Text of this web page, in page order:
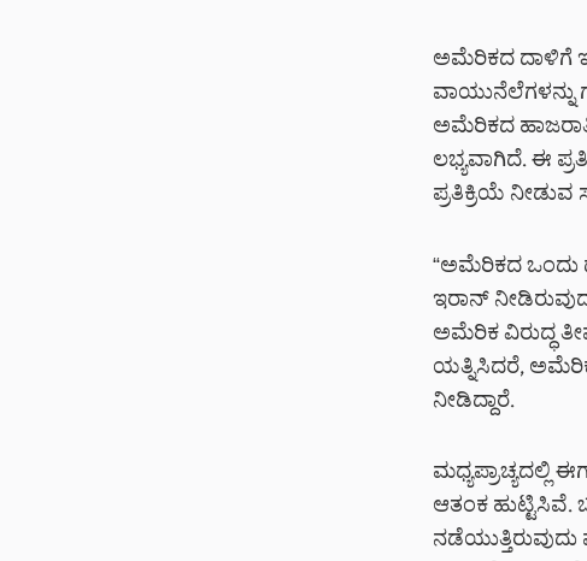
ಅಮೆರಿಕದ ದಾಳಿಗೆ
ವಾಯುನೆಲೆಗಳನ್ನು
ಅಮೆರಿಕದ
ಲಭ್ಯವಾಗಿದೆ. ಈ
ಪ್ರತಿಕ್ರಿಯೆ ನೀಡುವ
“ಅಮೆರಿಕದ ಒಂದು
ಇರಾನ್
ಅಮೆರಿಕ ವಿರುದ್ಧ
ಯತ್ನಿಸಿದರೆ,
ನೀಡಿದ್ದಾರೆ.
ಮಧ್ಯಪ್ರಾಚ್ಯದಲ್ಲಿ
ಆತಂಕ ಹುಟ್ಟಿಸಿವೆ.
ನಡೆಯುತ್ತಿರುವುದು